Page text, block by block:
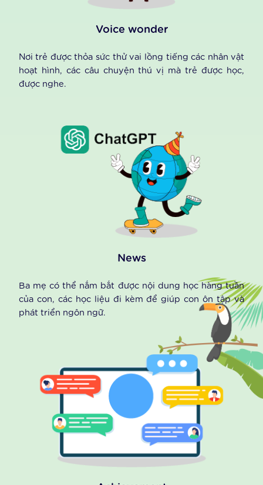
Voice wonder
Nơi trẻ được thỏa sức thử vai lồng tiếng các nhân vật
hoạt hình, các câu chuyện thú vị mà trẻ được học,
Ba mẹ có thể nắm bắt được nội dung học hàng tuần
của con, các học liệu đi kèm để giúp con ôn tập và
phát triển ngôn ngữ.